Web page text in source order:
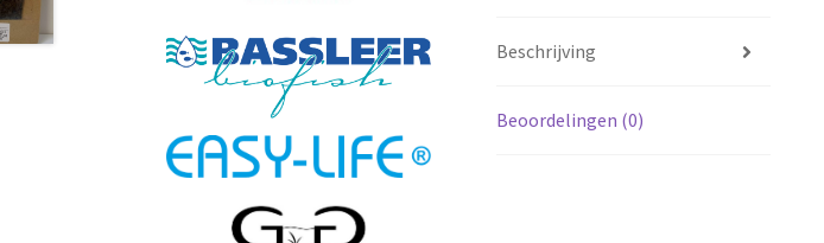
Beschrijving
Beoordelingen (0)